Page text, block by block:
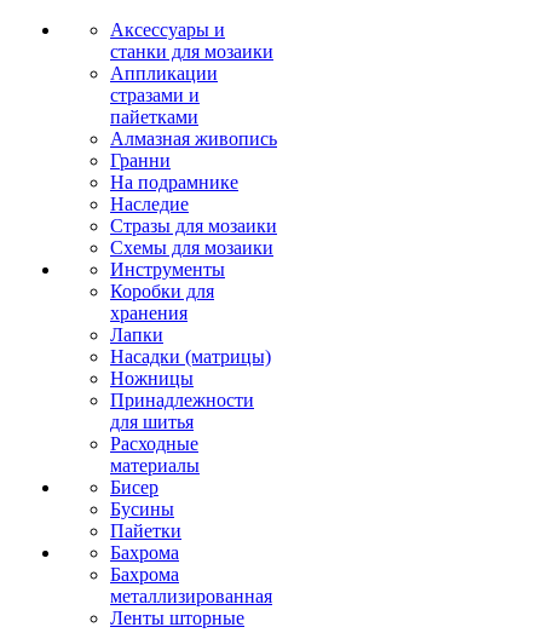
Аксессуары и
станки для мозаики
Аппликации
стразами и
пайетками
Алмазная живопись
Гранни
На подрамнике
Наследие
Стразы для мозаики
Схемы для мозаики
Инструменты
Коробки для
хранения
Лапки
Насадки (матрицы)
Ножницы
Принадлежности
для шитья
Расходные
материалы
Бисер
Бусины
Пайетки
Бахрома
Бахрома
металлизированная
Ленты шторные